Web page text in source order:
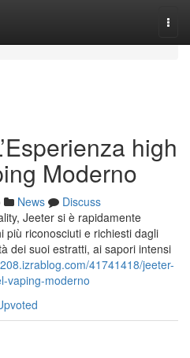
high
Moderno
News
Discuss
Jeeter si è rapidamente
più riconosciuti e richiesti dagli
dei suoi estratti, ai sapori intensi
41741418/jeeter-
vaping-moderno